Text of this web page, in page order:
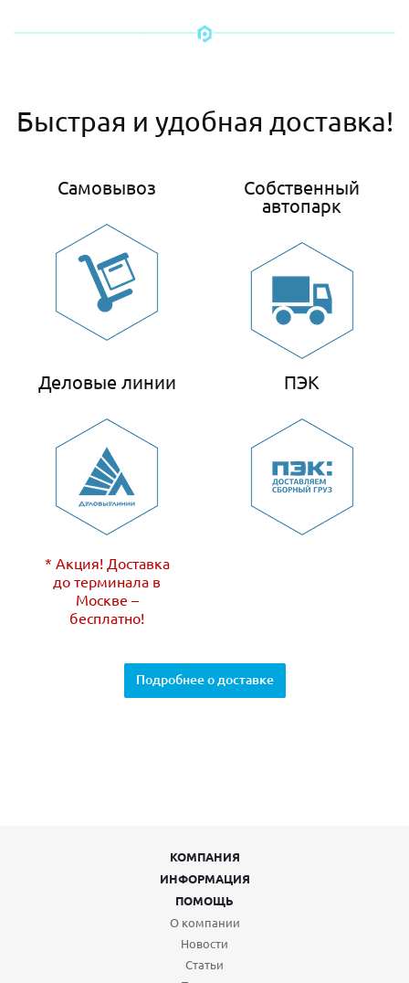
Быстрая и удобная доставка!
Самовывоз
Собственный
автопарк
Деловые линии
* Акция! Доставка
до терминала в
Москве –
бесплатно!
ПЭК
Подробнее о доставке
КОМПАНИЯ
ИНФОРМАЦИЯ
ПОМОЩЬ
О компании
Новости
Статьи